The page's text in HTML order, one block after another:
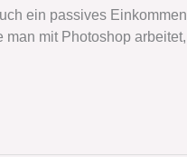
ein passives Einkommen
mit Photoshop arbeitet,